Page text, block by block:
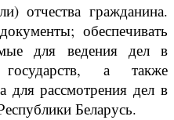
отчества гражданина.
обеспечивать
для ведения дел в
а также
для рассмотрения дел в
Беларусь.